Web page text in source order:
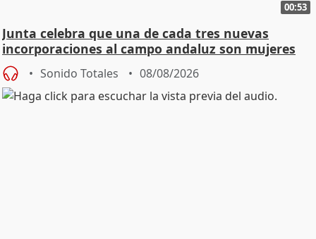
00:53
Junta celebra que una de cada tres nuevas
incorporaciones al campo andaluz son mujeres
jóvenes
Sonido Totales 08/08/2026